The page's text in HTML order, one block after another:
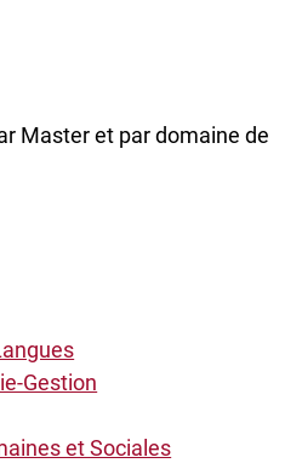
Master et par domaine de
Gestion
et Sociales